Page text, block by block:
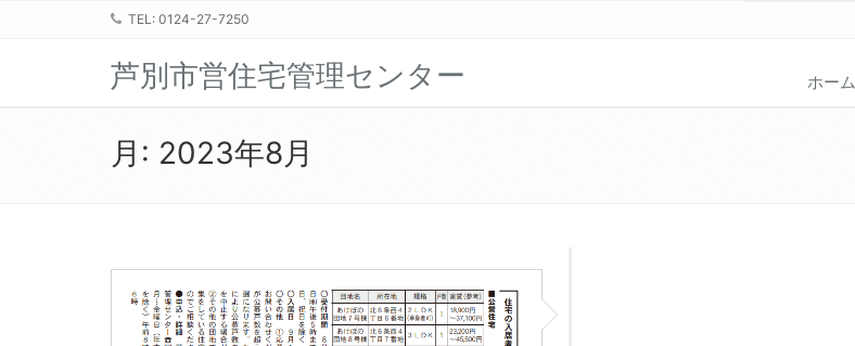
TEL: 0124-27-7250
芦別市営住宅管理センター ホーム
月: 2023年8月